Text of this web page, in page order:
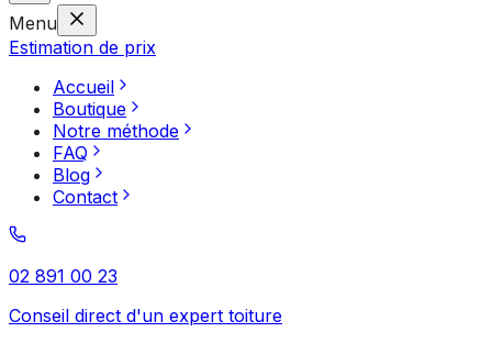
Menu
Estimation de prix
Accueil
Boutique
Notre méthode
FAQ
Blog
Contact
02 891 00 23
Conseil direct d'un expert toiture